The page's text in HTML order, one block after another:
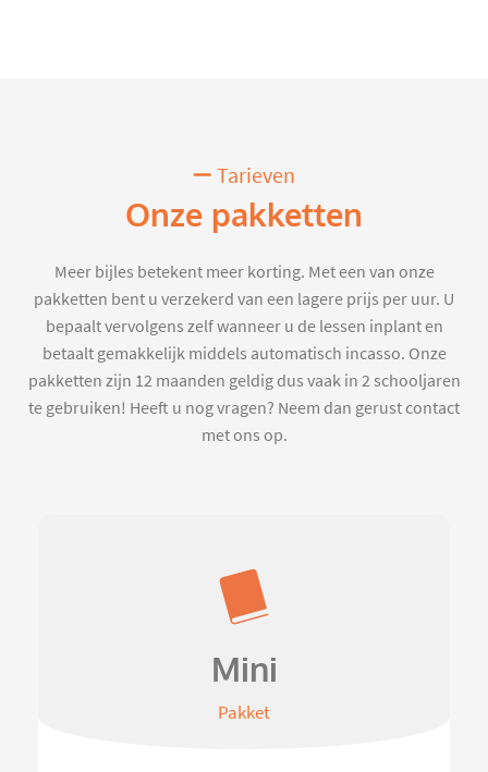
Tarieven
Onze pakketten
Meer bijles betekent meer korting. Met een van onze
pakketten bent u verzekerd van een lagere prijs per uur. U
bepaalt vervolgens zelf wanneer u de lessen inplant en
betaalt gemakkelijk middels automatisch incasso. Onze
pakketten zijn 12 maanden geldig dus vaak in 2 schooljaren
te gebruiken! Heeft u nog vragen? Neem dan gerust contact
met ons op.
Mini
Pakket